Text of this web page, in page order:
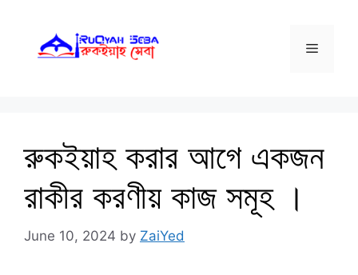
content
Menu
রুকইয়াহ করার আগে একজন
রাকীর করণীয় কাজ সমূহ ।
June 10, 2024 by ZaiYed